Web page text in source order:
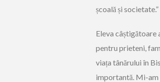
școală și societate.”
Eleva câștigătoare
pentru prieteni,
viața tânărului în
importantă. Mi-am